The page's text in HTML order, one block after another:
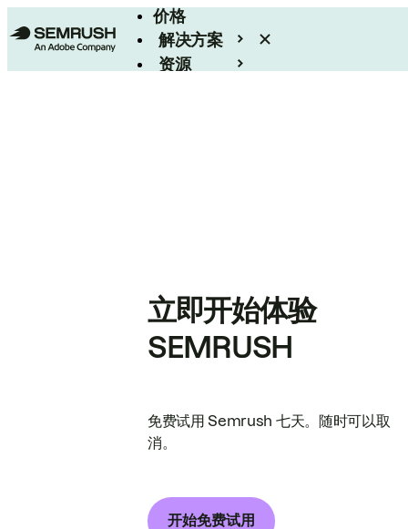
价格
解决方案
资源
立即开始体验
SEMRUSH
免费试用 Semrush 七天。随时可以取
消。
开始免费试用